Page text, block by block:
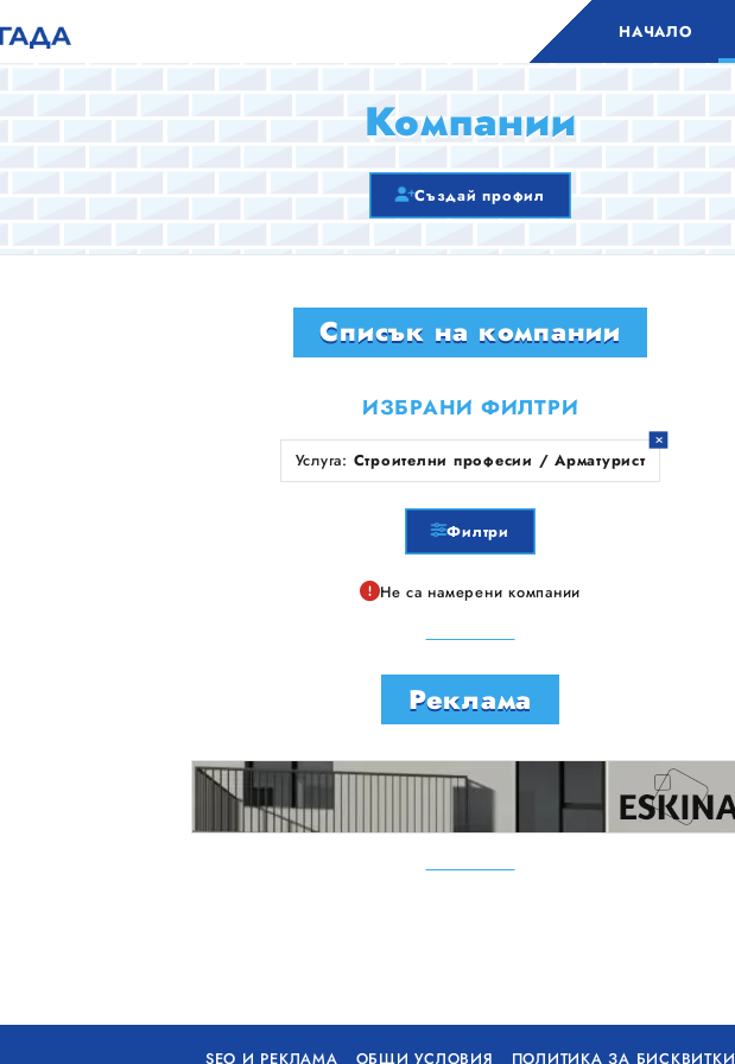
НАЧАЛО
Компании
Създай профил
Списък на компании
ИЗБРАНИ ФИЛТРИ
Услуга: Строителни професии / Арматурист
Филтри
Не са намерени компании
Реклама
SEO И РЕКЛАМА ОБЩИ УСЛОВИЯ ПОЛИТИКА ЗА БИСКВИТКИ